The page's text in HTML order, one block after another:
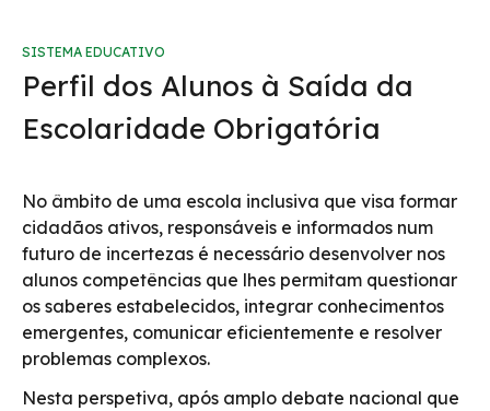
SISTEMA EDUCATIVO
Perfil dos Alunos à Saída da
Escolaridade Obrigatória
No âmbito de uma escola inclusiva que visa formar
cidadãos ativos, responsáveis e informados num
futuro de incertezas é necessário desenvolver nos
alunos competências que lhes permitam questionar
os saberes estabelecidos, integrar conhecimentos
emergentes, comunicar eficientemente e resolver
problemas complexos.
Nesta perspetiva, após amplo debate nacional que